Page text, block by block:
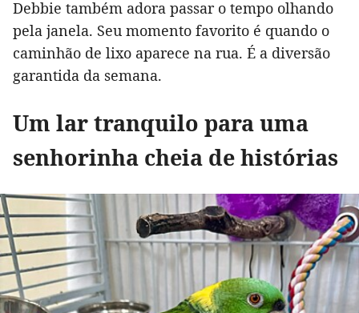
Debbie também adora passar o tempo olhando
pela janela. Seu momento favorito é quando o
caminhão de lixo aparece na rua. É a diversão
garantida da semana.
Um lar tranquilo para uma
senhorinha cheia de histórias